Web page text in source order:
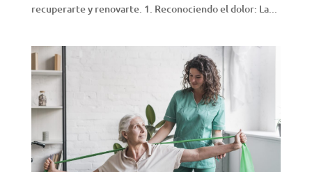
recuperarte y renovarte. 1. Reconociendo el dolor: La...